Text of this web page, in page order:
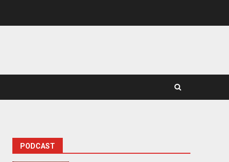
PODCAST